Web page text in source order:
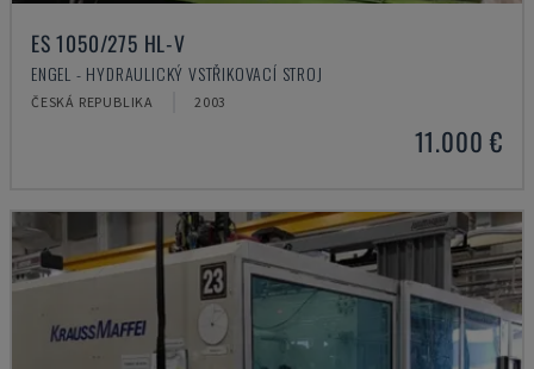
ES 1050/275 HL-V
ENGEL - HYDRAULICKÝ VSTŘIKOVACÍ STROJ
ČESKÁ REPUBLIKA 2003
11.000 €